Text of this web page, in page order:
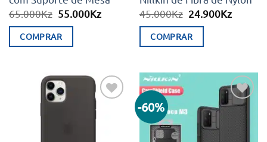
65.000Kz O
original
era:
55.000KzO
COMPRAR
45.000Kz O
original
era:
24.900KzO
COMPRAR
Adicionar
aos meus
-60%
Adicionar
aos meus
desejos